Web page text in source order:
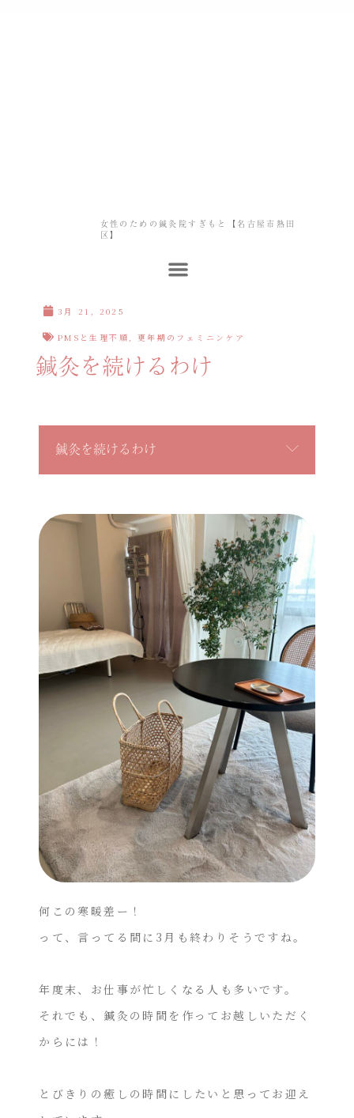
女性のための鍼灸院すぎもと【名古屋市熱田
区】
3月 21, 2025
PMSと生理不順 更年期のフェミニンケア
鍼灸を続けるわけ
何この寒暖差ー！
って、言ってる間に3月も終わりそうですね。
年度末、お仕事が忙しくなる人も多いです。
それでも、鍼灸の時間を作ってお越しいただく
からには！
とびきりの癒しの時間にしたいと思ってお迎え
鍼灸を続けるわけ